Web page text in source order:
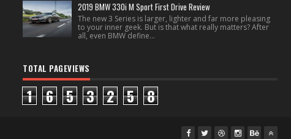
2019 BMW 330i M Sport First Drive Review
The new 3 Series is larger, lighter and far more pleasing
to your inner geek. But is that what really matters? After
all, even BMW define...
TOTAL PAGEVIEWS
1 6 5 3 2 5 8